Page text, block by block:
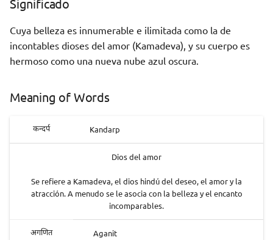
Significado
Cuya belleza es innumerable e ilimitada como la de
incontables dioses del amor (Kamadeva), y su cuerpo es
hermoso como una nueva nube azul oscura.
Meaning of Words
कन्दर्प Kandarp
Dios del amor
Se refiere a Kamadeva, el dios hindú del deseo, el amor y la
atracción. A menudo se le asocia con la belleza y el encanto
incomparables.
अगणित Aganit